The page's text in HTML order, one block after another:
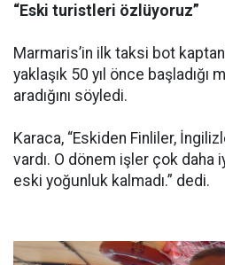
“Eski turistleri özlüyoruz”
Marmaris’in ilk taksi bot
yaklaşık 50 yıl önce
aradığını söyledi.
Karaca, “Eskiden Finliler,
vardı. O dönem işler çok daha
eski yoğunluk kalmadı.” dedi.